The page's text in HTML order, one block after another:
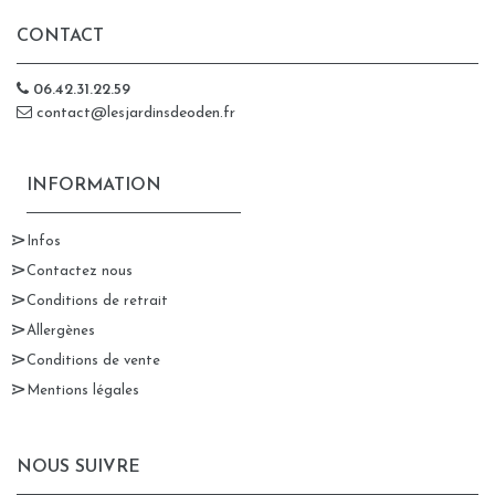
CONTACT
06.42.31.22.59
contact@lesjardinsdeoden.fr
INFORMATION
Infos
Contactez nous
Conditions de retrait
Allergènes
Conditions de vente
Mentions légales
NOUS SUIVRE